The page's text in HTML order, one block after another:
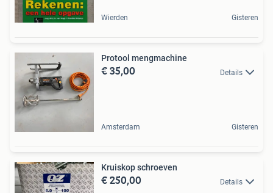
Wierden Gisteren
Protool mengmachine
€ 35,00 Details
Amsterdam Gisteren
Kruiskop schroeven
€ 250,00 Details